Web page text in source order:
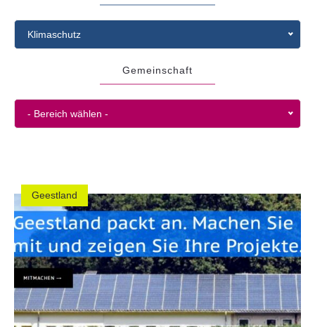
Klimaschutz
Gemeinschaft
- Bereich wählen -
Geestland